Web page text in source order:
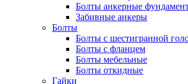
Болты анкерные
Забивные анкеры
Болты
Болты с шестигранной
Болты с фланцем
Болты мебельные
Болты откидные
Гайки